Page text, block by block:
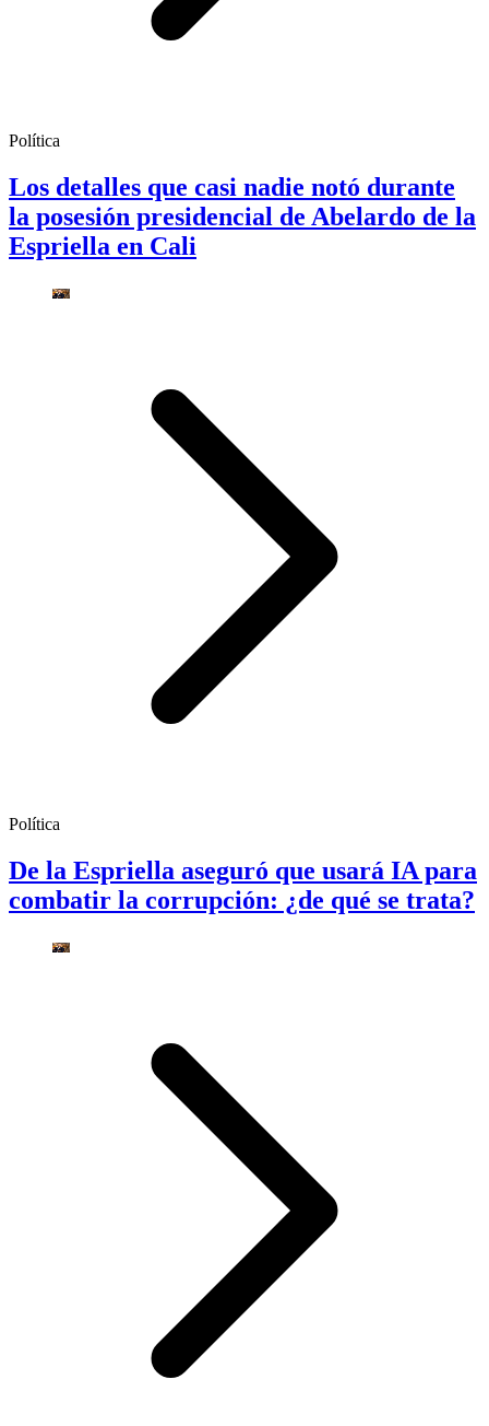
Política
Los detalles que casi nadie notó durante
la posesión presidencial de Abelardo de la
Espriella en Cali
Política
De la Espriella aseguró que usará IA para
combatir la corrupción: ¿de qué se trata?